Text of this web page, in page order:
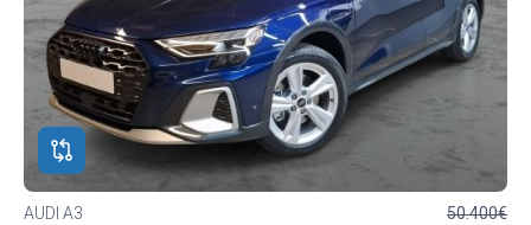
AUDI A3 50.400€